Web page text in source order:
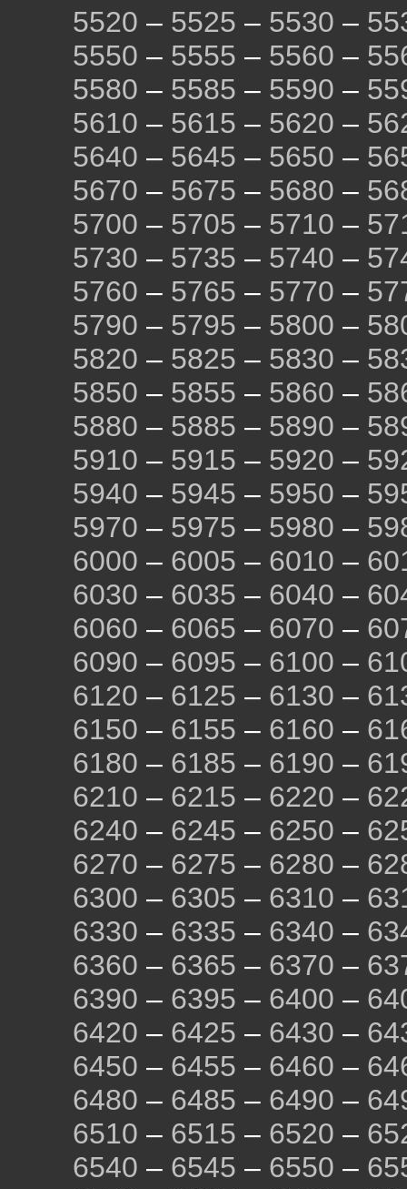
5520 – 5525 – 5530 –
5550 – 5555 – 5560 –
5580 – 5585 – 5590 –
5610 – 5615 – 5620 –
5640 – 5645 – 5650 –
5670 – 5675 – 5680 –
5700 – 5705 – 5710 –
5730 – 5735 – 5740 –
5760 – 5765 – 5770 –
5790 – 5795 – 5800 –
5820 – 5825 – 5830 –
5850 – 5855 – 5860 –
5880 – 5885 – 5890 –
5910 – 5915 – 5920 –
5940 – 5945 – 5950 –
5970 – 5975 – 5980 –
6000 – 6005 – 6010 –
6030 – 6035 – 6040 –
6060 – 6065 – 6070 –
6090 – 6095 – 6100 –
6120 – 6125 – 6130 –
6150 – 6155 – 6160 –
6180 – 6185 – 6190 –
6210 – 6215 – 6220 –
6240 – 6245 – 6250 –
6270 – 6275 – 6280 –
6300 – 6305 – 6310 –
6330 – 6335 – 6340 –
6360 – 6365 – 6370 –
6390 – 6395 – 6400 –
6420 – 6425 – 6430 –
6450 – 6455 – 6460 –
6480 – 6485 – 6490 –
6510 – 6515 – 6520 –
6540 – 6545 – 6550 –